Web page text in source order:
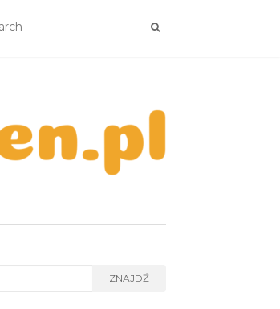
ZNAJDŹ